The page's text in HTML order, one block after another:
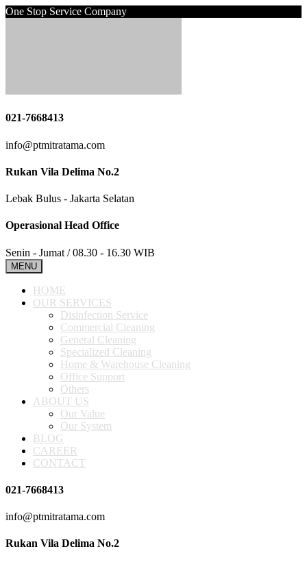
One Stop Service Company
021-7668413
info@ptmitratama.com
Rukan Vila Delima No.2
Lebak Bulus - Jakarta Selatan
Operasional Head Office
Senin - Jumat / 08.30 - 16.30 WIB
MENU
HOME
OUR SERVICES
Disinfection Service
Commercial Cleaning
General Cleaning
Specialized Cleaning
Home & Warehouse Cleaning
Office Support
Others
ABOUT US
Our Value
Our System
BLOG
CAREER
CONTACT
021-7668413
info@ptmitratama.com
Rukan Vila Delima No.2